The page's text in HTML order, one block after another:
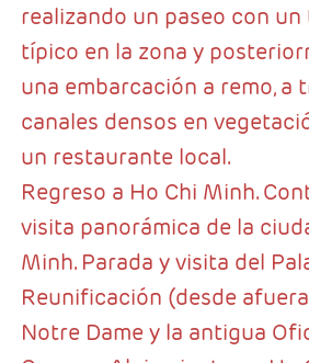
realizando un paseo con
típico en la zona y
una embarcación a remo, a
canales densos en
un restaurante local.
Regreso a Ho Chi Minh.
visita panorámica de la
Minh. Parada y visita del
Reunificación (desde
Notre Dame y la antigua